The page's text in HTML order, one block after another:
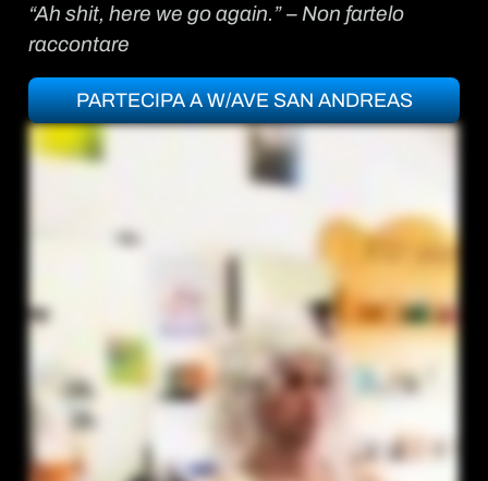
“Ah shit, here we go again.” – Non fartelo
raccontare
PARTECIPA A W/AVE SAN ANDREAS